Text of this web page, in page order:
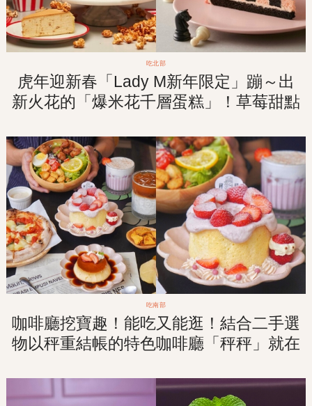
吃北部
虎年迎新春「Lady M新年限定」蹦～出
新火花的「爆米花千層蛋糕」！草莓甜點
吃南部
咖啡廳挖寶趣！能吃又能逛！結合二手選
物以秤重結帳的特色咖啡廳「秤秤」就在